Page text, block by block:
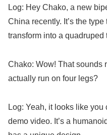
Log: Hey Chako, a new
China recently. It’s the
transform into a quadruped
Chako: Wow! That sounds
actually run on four legs?
Log: Yeah, it looks like
demo video. It’s a